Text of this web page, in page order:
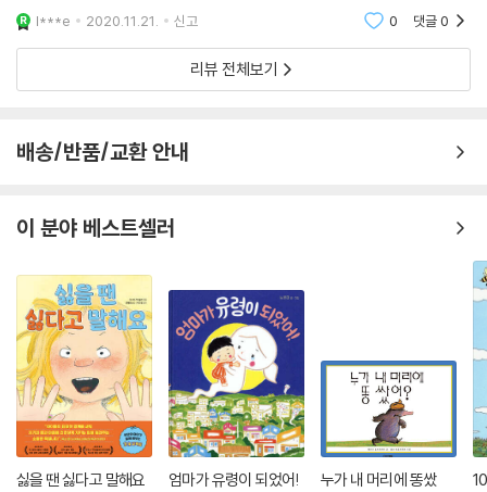
“발타자르와 나는 비슷한 여행을 하고 있다는 느낌이 든다.
이 책이 세상 밖으로 나가 겪게 될 모든 새로운 모험은, 나에게도 새로운 모
-크리스틴 심즈
기가 더 알고 싶어 궁금했습니다. 발타자르는 바이올린
을 연주하는세계 최고의 북극곰이에요. 어느 날 밤,발타
l***e 2020.11.21. 신고 0 댓글0
리뷰 전체보기
배송/반품/교환 안내
이 분야 베스트셀러
싫을 땐 싫다고 말해요 엄마가 유령이 되었어!
누가 내 머리에 똥쌌